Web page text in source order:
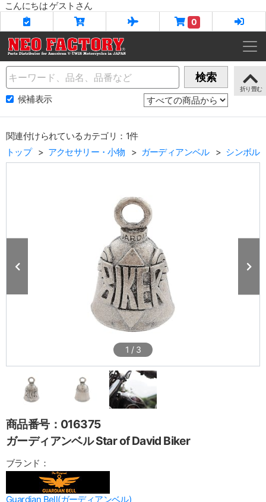
こんにちは ゲストさん
0
Name 検索
候補表示
関連付けられているカテゴリ：1件
トップ
アクセサリー・小物 ガーディアンベル シンボル/
1 / 3
商品番号：016375
ガーディアンベル Star of David Biker
ブランド：
Guardian Bell(ガーディアンベル)